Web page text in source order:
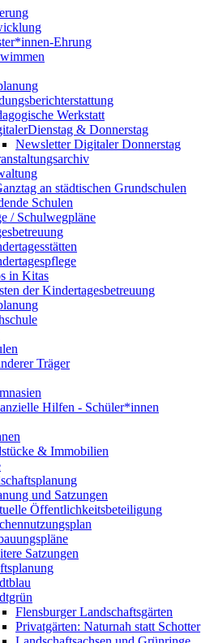
Ehrung
Werkstatt
& Donnerstag
Newsletter Digitaler Donnerstag
an städtischen Grundschulen
Schulen
/ Schulwegpläne
in Kitas
der Kindertagesbetreuung
Träger
Hilfen - Schüler*innen
& Immobilien
und Satzungen
Öffentlichkeitsbeteiligung
Satzungen
Flensburger Landschaftsgärten
Privatgärten: Naturnah statt Schotter